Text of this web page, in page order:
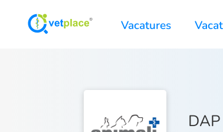
Vacatures